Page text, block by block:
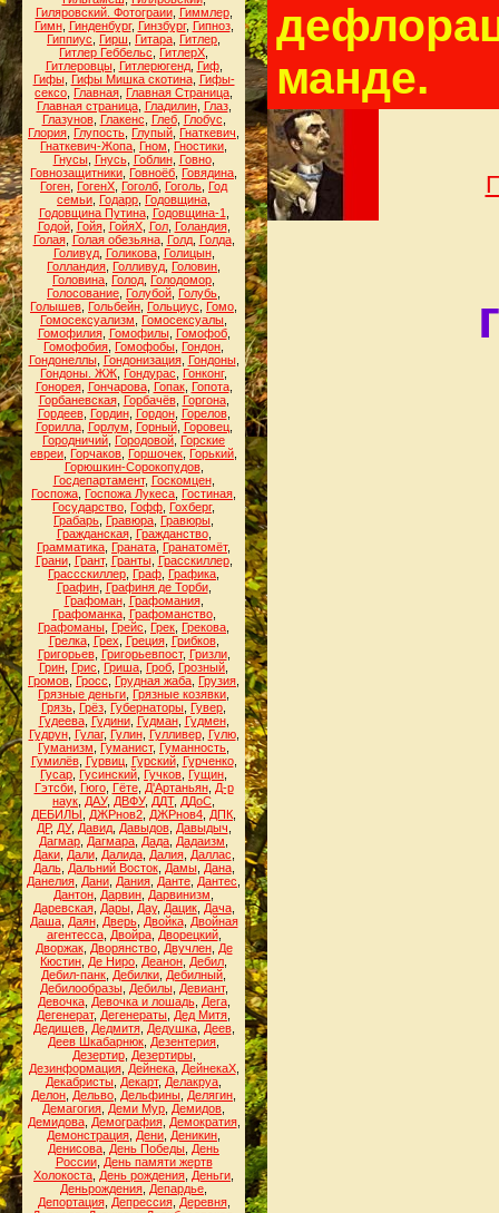
Гиляровский. Фотограии, Гиммлер,
Гимн, Гинденбург, Гинзбург, Гипноз,
Гиппиус
Гирш Гитара Гитлер
Гитлер Геббельс
ГитлерХ
Гитлеровцы, Гитлерюгенд, Гиф,
Гифы, Гифы Мишка скотина, Гифы-
сексо Главная Главная Страница
Главная страница, Гладилин, Глаз,
Глазунов, Глакенс Глеб, Глобус
Глория Глупость Глупый Гнаткевич
Гнаткевич-Жопа Гном Гностики
Гнусы, Гнусь, Гоблин, Говно,
Говнозащитники Говноёб Говядина
Гоген ГогенХ Гоголб Гоголь Год
семьи Годарр Годовщина
Годовщина Путина, Годовщина-1
Годой, Гойя, ГойяХ, Гол, Голандия,
Голая, Голая обезьяна, Голд, Голда,
Голивуд, Голикова, Голицын,
Голландия Голливуд Головин
Головина Голод Голодомор
Голосование Голубой Голубь
Голышев Гольбейн Гольциус Гомо
Гомосексуализм
Гомосексуалы
Гомофилия, Гомофилы, Гомофоб,
Гомофобия Гомофобы Гондон
Гондонеллы, Гондонизация, Гондоны,
Гондоны. ЖЖ Гондурас Гонконг,
Гонорея, Гончарова, Гопак, Гопота,
Горбаневская, Горбачёв, Горгона,
Гордеев, Гордин, Гордон, Горелов,
Горилла, Горлум Горный, Горовец,
Городничий Городовой Горские
евреи Горчаков Горшочек Горький
Горюшкин-Сорокопудов,
Госдепартамент, Госкомцен,
Госпожа Госпожа Лукеса Гостиная
Государство Гофф Гохберг,
Грабарь Гравюра Гравюры
Гражданская, Гражданство,
Грамматика Граната Гранатомёт,
Грани, Грант, Гранты, Грасскиллер,
Грассскиллер Граф Графика
Графин, Графиня де Торби,
Графоман, Графомания,
Графоманка, Графоманство,
Графоманы Грейс Грек Грекова
Грелка, Грех Греция, Грибков,
Григорьев, Григорьевпост, Гризли,
Грин Грис Гриша Гроб Грозный
Громов Гросс Грудная жаба Грузия
Грязные деньги Грязные козявки
Грязь Грёз Губернаторы Гувер
Гудеева, Гудини, Гудман, Гудмен,
Гудрун, Гулаг, Гулин, Гулливер, Гулю,
Гуманизм
Гуманист, Гуманность
Гумилёв, Гурвиц, Гурский, Гурченко,
Гусар Гусинский Гучков Гущин
Гэтсби, Гюго, Гёте, Д'Артаньян, Д-р
наук ДАУ, ДВФУ, ДДТ, ДДоС
ДЕБИЛЫ
ДЖРнов2 ДЖРнов4 ДПК
ДР, ДУ, Давид, Давыдов, Давыдыч
Дагмар Дагмара Дада Дадаизм
Даки, Дали, Далида, Далия, Даллас
Даль, Дальний Восток, Дамы, Дана,
Данелия Дани Дания Данте Дантес
Дантон Дарвин Дарвинизм
Даревская, Дары, Дау, Дацик, Дача,
Даша, Даян, Дверь, Двойка, Двойная
агентесса, Двойра, Дворецкий,
Дворжак, Дворянство, Двучлен, Де
Кюстин Де Ниро Деанон Дебил
Дебил-панк Дебилки Дебилный
Дебилообразы, Дебилы, Девиант,
Девочка, Девочка и лошадь, Дега,
Дегенерат, Дегенераты Дед Митя
Дедищев, Дедмитя, Дедушка, Деев,
Деев Шкабарнюк Дезентерия
Дезертир, Дезертиры,
Дезинформация, Дейнека, ДейнекаХ,
Декабристы Декарт, Делакруа
Делон Дельво Дельфины Делягин
Демагогия Деми Мур Демидов
Демидова, Демография, Демократия,
Демонстрация Дени Деникин
Денисова День Победы День
России, День памяти жертв
Холокоста День рождения Деньги
Деньрождения Депардье
Депортация, Депрессия, Деревня,
манде.